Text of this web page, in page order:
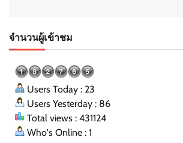
จำนวนผู้เข้าชม
Users Today : 23
Users Yesterday : 86
Total views : 431124
Who's Online : 1